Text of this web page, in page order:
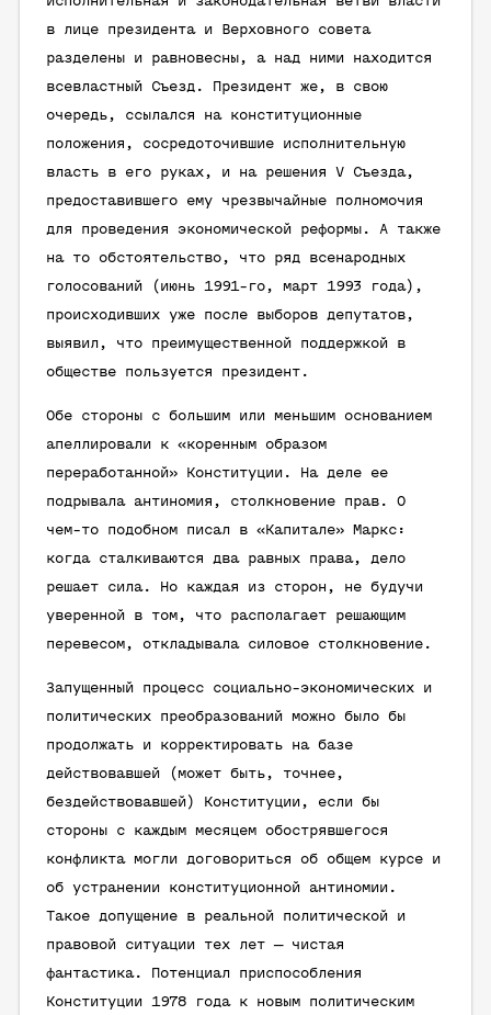
в лице президента и Верховного совета
разделены и равновесны, а над ними находится
всевластный Съезд. Президент же, в свою
очередь, ссылался на конституционные
положения, сосредоточившие исполнительную
власть в его руках, и на решения V Съезда,
предоставившего ему чрезвычайные полномочия
для проведения экономической реформы. А также
на то обстоятельство, что ряд всенародных
голосований (июнь 1991-го, март 1993 года),
происходивших уже после выборов депутатов,
выявил, что преимущественной поддержкой в
обществе пользуется президент.
Обе стороны с большим или меньшим основанием
апеллировали к «коренным образом
переработанной» Конституции. На деле ее
подрывала антиномия, столкновение прав. О
чем-то подобном писал в «Капитале» Маркс:
когда сталкиваются два равных права, дело
решает сила. Но каждая из сторон, не будучи
уверенной в том, что располагает решающим
перевесом, откладывала силовое столкновение.
Запущенный процесс социально-экономических и
политических преобразований можно было бы
продолжать и корректировать на базе
действовавшей (может быть, точнее,
бездействовавшей) Конституции, если бы
стороны с каждым месяцем обострявшегося
конфликта могли договориться об общем курсе и
об устранении конституционной антиномии.
Такое допущение в реальной политической и
правовой ситуации тех лет — чистая
фантастика. Потенциал приспособления
Конституции 1978 года к новым политическим